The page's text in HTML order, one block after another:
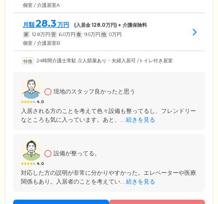
個室 / 介護居室A
月額28.3 万円 (入居金128.0万円) + 介護保険料
家 12.8万円 管 6.0万円 食 9.5万円 他 0万円
個室 / 介護居室B
24時間介護士常駐 /2人部屋あり・夫婦入居可 /トイレ付き居室
4.0
現地のスタッフ良かったと思う
入居される方のことを考えて色々設備も整ってるし、フレンドリー
なところも気に入っています。あと、... 続きを見る
4.0
設備が整ってる。
対応した方の説明が非常に分かりやすかった。エレベーターや医療
関係もあり。入居者のことを考えてい... 続きを見る